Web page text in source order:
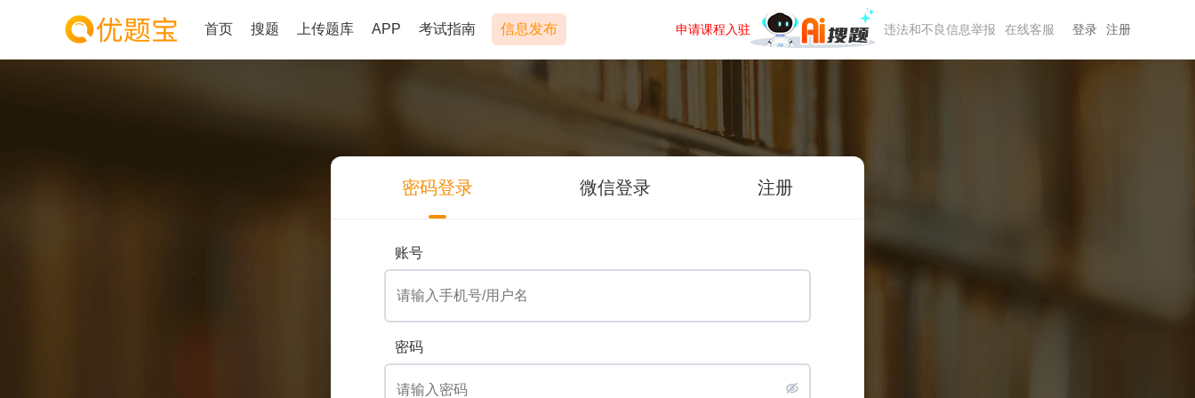
首页 搜题 上传题库 APP 考试指南 信息发布 申请课程入驻 违法和不良信息举报 在线客服 登录 注册
密码登录 微信登录 注册
账号
密码